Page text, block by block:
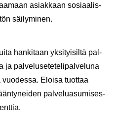
asiak­kaan so­si­aa­lis­
säi­ly­mi­nen.
han­ki­taan yk­si­tyi­sil­tä pal­
ja pal­ve­luse­te­te­li­pal­ve­lu­na
Eloi­sa tuot­taa
pal­ve­lua­su­mi­ses­